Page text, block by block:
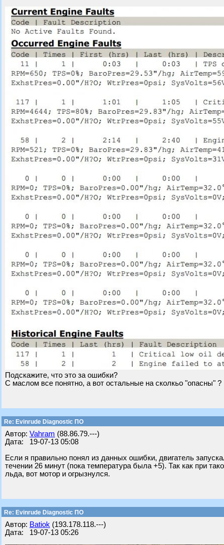
Подскажите, что это за ошибки?
С маслом все понятно, а вот остальные на сколкьо "опасны" ?
Re: Evinrude Diagnostic ПО
Автор: Vahram (88.86.79.---)
Дата: 19-07-13 05:08
Если я правильно понял из данных ошибки, двигатель
течении 26 минут (пока температура была +5). Так как при
льда, вот мотор и огрызнулся.
Re: Evinrude Diagnostic ПО
Автор: Batiok (193.178.118.---)
Дата: 19-07-13 05:26